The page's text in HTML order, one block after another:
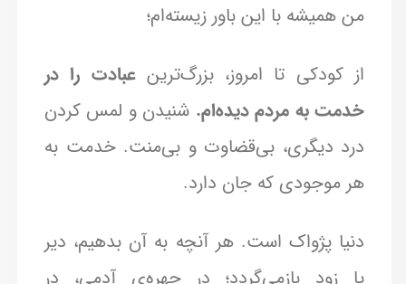
من همیشه با این باور زیسته‌ام؛
از کودکی تا امروز، بزرگ‌ترینعبادت را در
خدمت به مردم دیده‌ام. شنیدن و لمس کردن
درد دیگری، بی‌قضاوت و بی‌منت. خدمت به
هر موجودی که جان دارد.
دنیا پژواک است. هر آنچه به آن بدهیم، دیر